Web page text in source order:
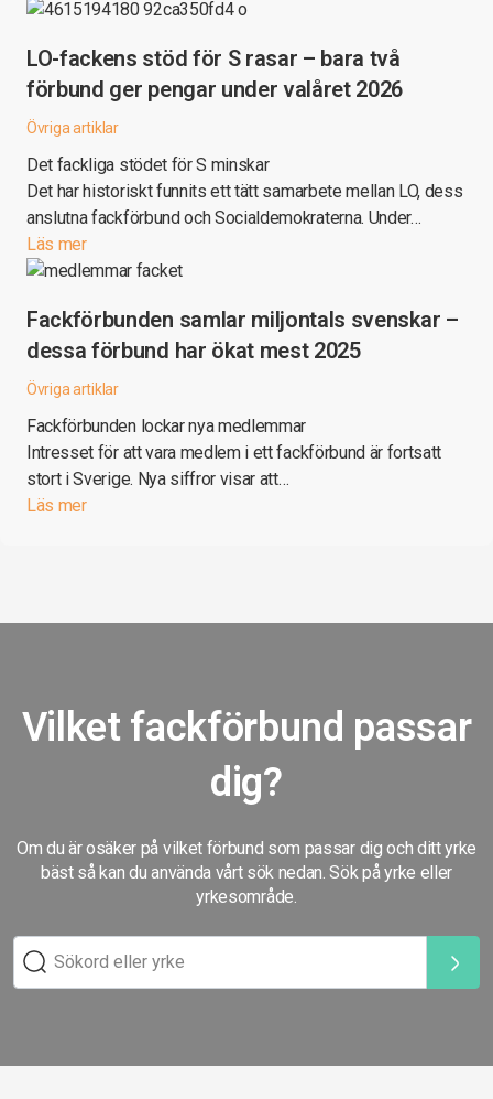
LO-fackens stöd för S rasar – bara två
förbund ger pengar under valåret 2026
Övriga artiklar
Det fackliga stödet för S minskar
Det har historiskt funnits ett tätt samarbete mellan LO, dess
anslutna fackförbund och Socialdemokraterna. Under…
Läs mer
Fackförbunden samlar miljontals svenskar –
dessa förbund har ökat mest 2025
Övriga artiklar
Fackförbunden lockar nya medlemmar
Intresset för att vara medlem i ett fackförbund är fortsatt
stort i Sverige. Nya siffror visar att…
Läs mer
Vilket fackförbund passar
dig?
Om du är osäker på vilket förbund som passar dig och ditt yrke
bäst så kan du använda vårt sök nedan. Sök på yrke eller
yrkesområde.